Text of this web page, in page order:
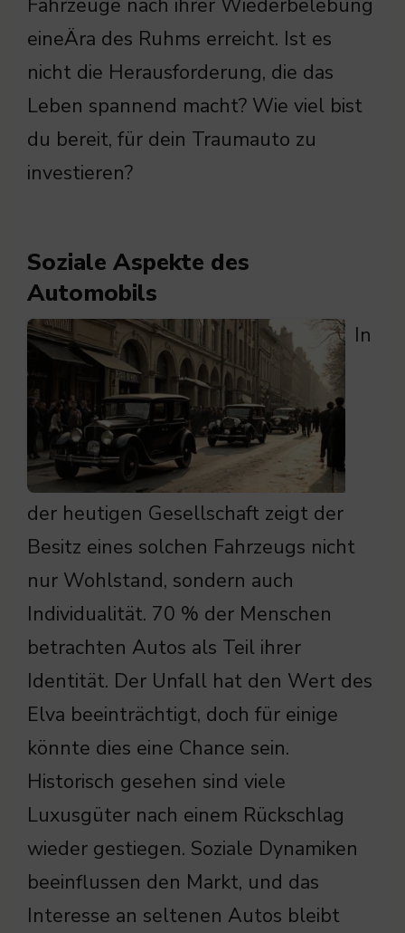
Fahrzeuge nach ihrer Wiederbelebung
eineÄra des Ruhms erreicht. Ist es
nicht die Herausforderung, die das
Leben spannend macht? Wie viel bist
du bereit, für dein Traumauto zu
investieren?
Soziale Aspekte des
Automobils
In
der heutigen Gesellschaft zeigt der
Besitz eines solchen Fahrzeugs nicht
nur Wohlstand, sondern auch
Individualität. 70 % der Menschen
betrachten Autos als Teil ihrer
Identität. Der Unfall hat den Wert des
Elva beeinträchtigt, doch für einige
könnte dies eine Chance sein.
Historisch gesehen sind viele
Luxusgüter nach einem Rückschlag
wieder gestiegen. Soziale Dynamiken
beeinflussen den Markt, und das
Interesse an seltenen Autos bleibt